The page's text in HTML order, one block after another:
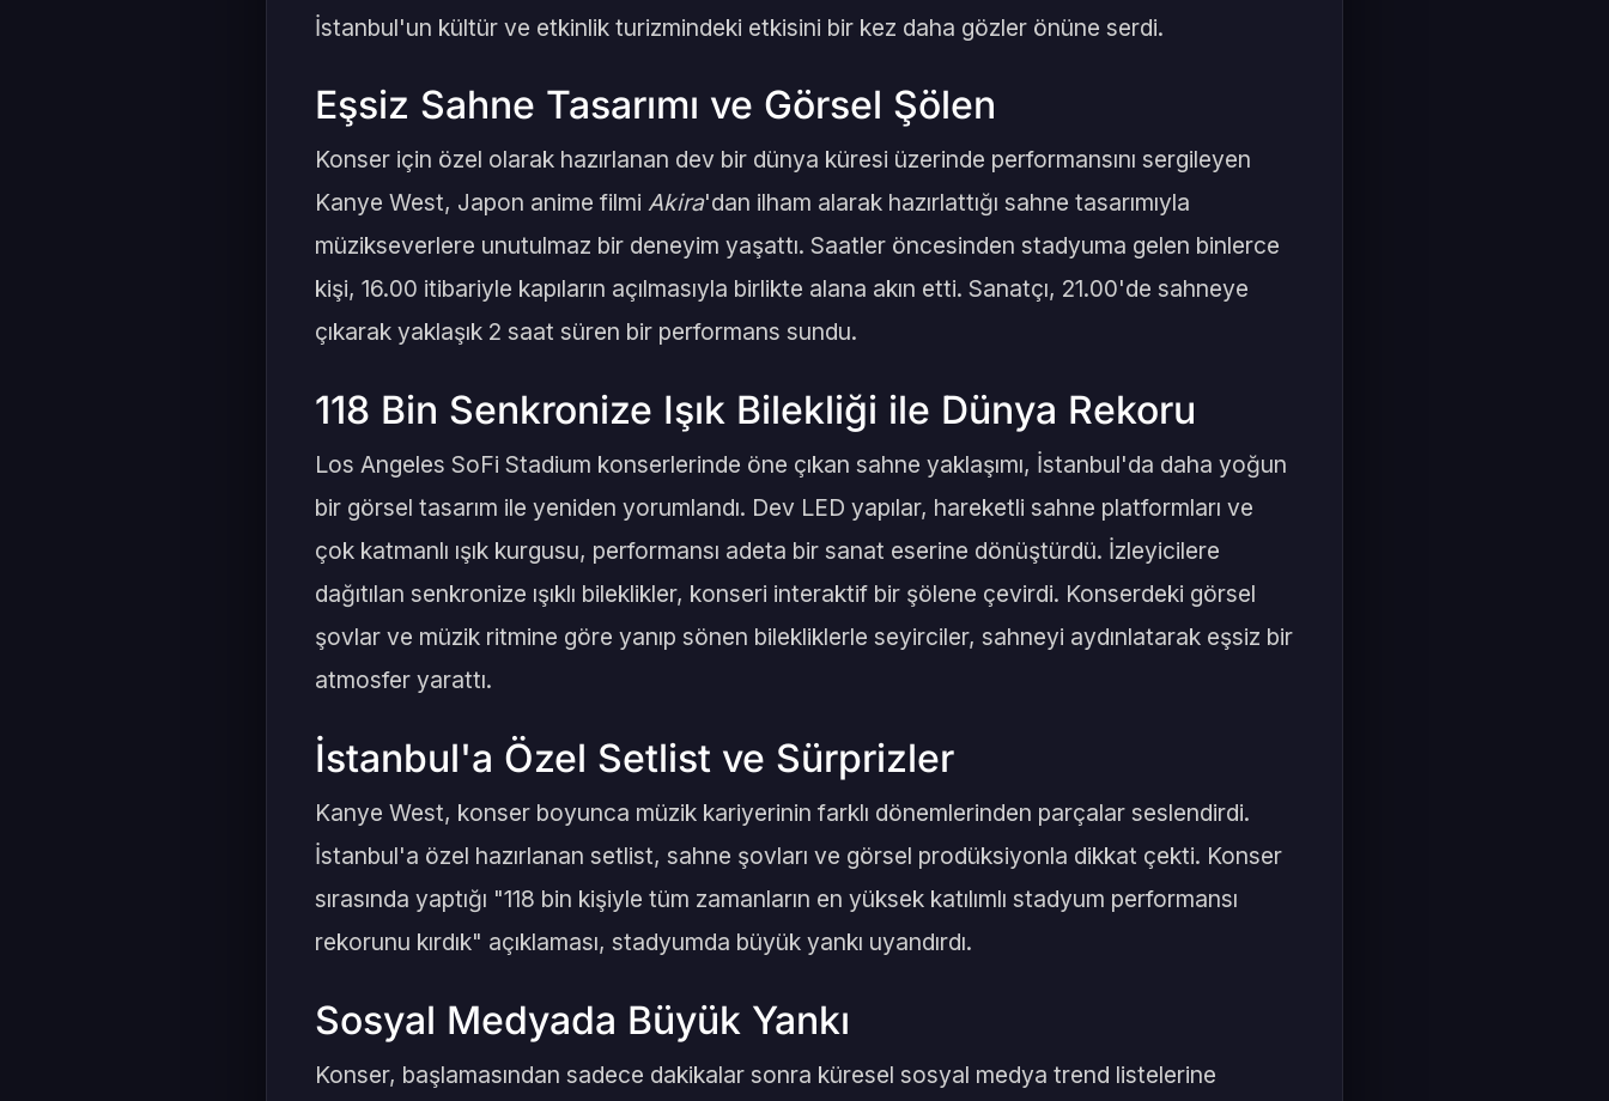
İstanbul'un kültür ve etkinlik turizmindeki etkisini bir kez daha gözler önüne serdi.
Eşsiz Sahne Tasarımı ve Görsel Şölen
Konser için özel olarak hazırlanan dev bir dünya küresi üzerinde performansını sergileyen
Kanye West, Japon anime filmi Akira'dan ilham alarak hazırlattığı sahne tasarımıyla
müzikseverlere unutulmaz bir deneyim yaşattı. Saatler öncesinden stadyuma gelen binlerce
kişi, 16.00 itibariyle kapıların açılmasıyla birlikte alana akın etti. Sanatçı, 21.00'de sahneye
çıkarak yaklaşık 2 saat süren bir performans sundu.
118 Bin Senkronize Işık Bilekliği ile Dünya Rekoru
Los Angeles SoFi Stadium konserlerinde öne çıkan sahne yaklaşımı, İstanbul'da daha yoğun
bir görsel tasarım ile yeniden yorumlandı. Dev LED yapılar, hareketli sahne platformları ve
çok katmanlı ışık kurgusu, performansı adeta bir sanat eserine dönüştürdü. İzleyicilere
dağıtılan senkronize ışıklı bileklikler, konseri interaktif bir şölene çevirdi. Konserdeki görsel
şovlar ve müzik ritmine göre yanıp sönen bilekliklerle seyirciler, sahneyi aydınlatarak eşsiz bir
atmosfer yarattı.
İstanbul'a Özel Setlist ve Sürprizler
Kanye West, konser boyunca müzik kariyerinin farklı dönemlerinden parçalar seslendirdi.
İstanbul'a özel hazırlanan setlist, sahne şovları ve görsel prodüksiyonla dikkat çekti. Konser
sırasında yaptığı "118 bin kişiyle tüm zamanların en yüksek katılımlı stadyum performansı
rekorunu kırdık" açıklaması, stadyumda büyük yankı uyandırdı.
Sosyal Medyada Büyük Yankı
Konser, başlamasından sadece dakikalar sonra küresel sosyal medya trend listelerine